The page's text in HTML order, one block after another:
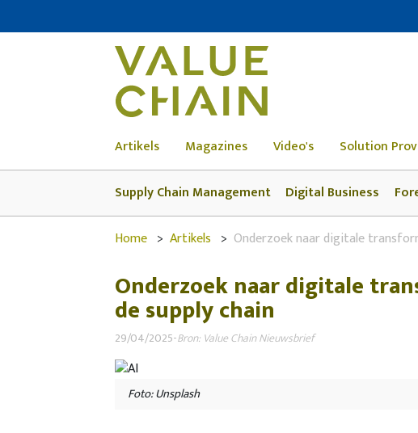
Artikels Magazines Video's Solution
Supply Chain Management Digital Business
Home Artikels Onderzoek naar digitale
Onderzoek naar digitale
de supply chain
29/04/2025-Bron: Value Chain Nieuwsbrief
Foto: Unsplash